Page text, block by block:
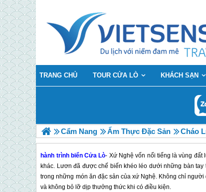
TRANG CHỦ TOUR CỬA LÒ KHÁCH SẠN
Cẩm Nang Ẩm Thực Đặc Sản Cháo
hành trình biển Cửa Lò- Xứ Nghệ vốn nổi tiếng là vùng
khác. Lươn đã được chế biến khéo léo dưới những bàn
trong những món ăn đặc sản của xứ Nghệ. Không chỉ
và không bỏ lỡ dịp thưởng thức khi có điều kiện.